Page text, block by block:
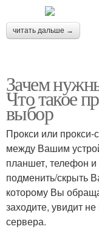
читать дальше →
Зачем
Что такое
выбор
Прокси или
между Вашим
планшет, телефон и
подменить/скрыть
которому Вы
заходите, увидит
сервера.